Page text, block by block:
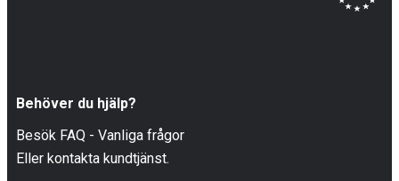
Behöver du hjälp?
Besök FAQ - Vanliga frågor
Eller kontakta kundtjänst.